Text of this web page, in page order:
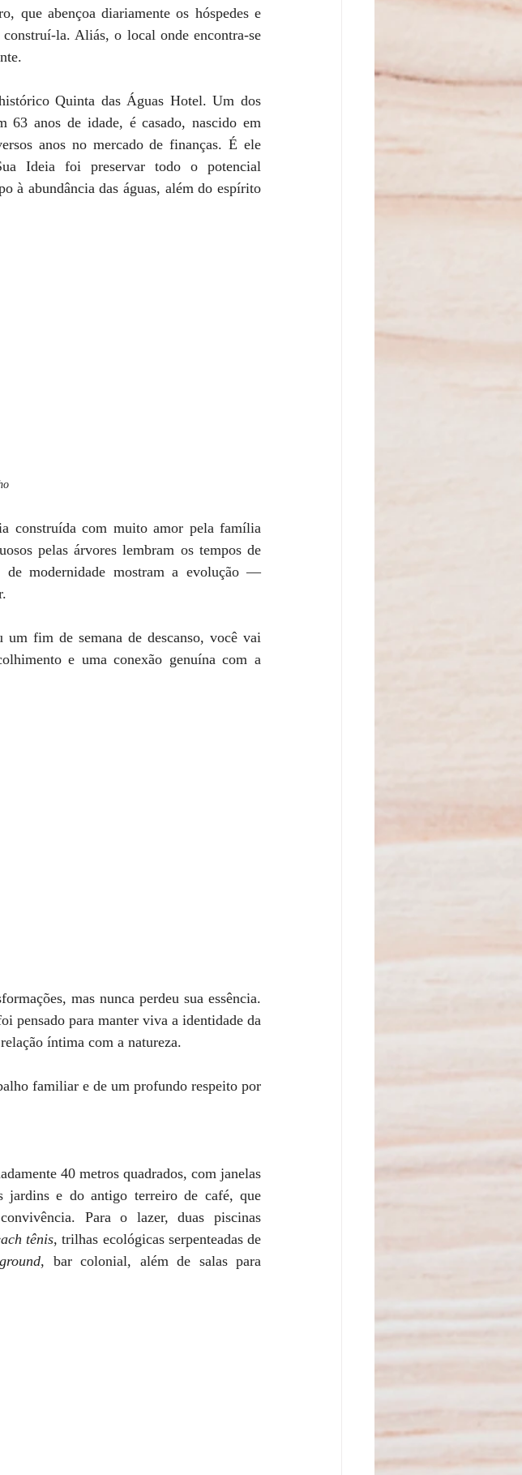
que abençoa diariamente os hóspedes e
la. Aliás, o local onde encontra-se
Quinta das Águas Hotel. Um dos
63 anos de idade, é casado, nascido em
anos no mercado de finanças. É ele
Ideia foi preservar todo o potencial
à abundância das águas, além do espírito
construída com muito amor pela família
pelas árvores lembram os tempos de
modernidade mostram a evolução —
um fim de semana de descanso, você vai
e uma conexão genuína com a
mas nunca perdeu sua essência.
pensado para manter viva a identidade da
íntima com a natureza.
familiar e de um profundo respeito por
40 metros quadrados, com janelas
jardins e do antigo terreiro de café, que
Para o lazer, duas piscinas
tênis, trilhas ecológicas serpenteadas de
, bar colonial, além de salas para